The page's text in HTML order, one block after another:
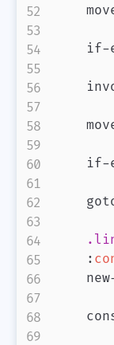
if-
if-
: